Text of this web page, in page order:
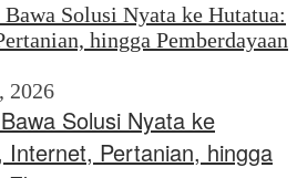
2026
Solusi Nyata ke
Internet, Pertanian, hingga